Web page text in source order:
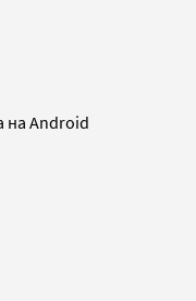
на Android